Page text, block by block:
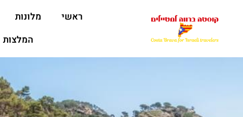
ראשי מלונות
המלצות